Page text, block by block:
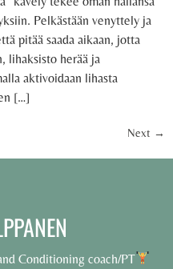
Pelkästään venyttely ja
pitää saada aikaan, jotta
lihaksisto herää ja
aktivoidaan lihasta
[…]
Next →
Conditioning coach/PT